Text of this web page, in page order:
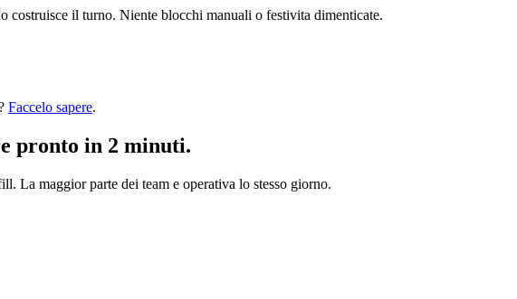
costruisce il turno. Niente blocchi manuali o festivita dimenticate.
Faccelo sapere.
pronto in 2 minuti.
La maggior parte dei team e operativa lo stesso giorno.